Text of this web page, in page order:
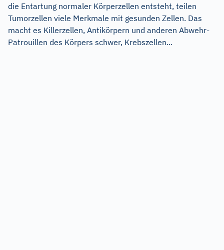
die Entartung normaler Körperzellen entsteht, teilen
Tumorzellen viele Merkmale mit gesunden Zellen. Das
macht es Killerzellen, Antikörpern und anderen Abwehr-
Patrouillen des Körpers schwer, Krebszellen...